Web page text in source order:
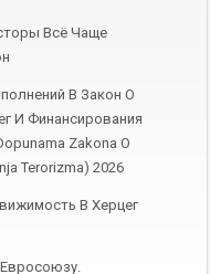
Всё Чаще
В Закон О
И Финансирования
Zakona O
Terorizma) 2026
В Херцег